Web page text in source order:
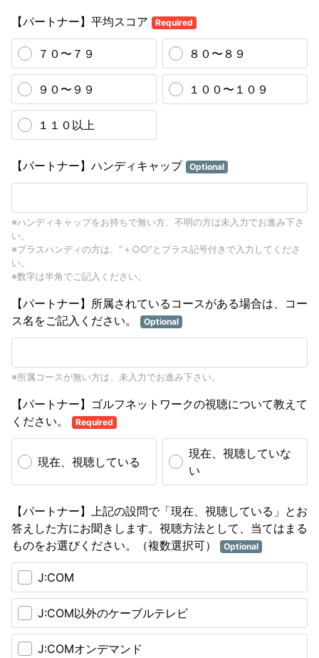
【パートナー】平均スコア Required
７０〜７９ ８０〜８９
９０〜９９ １００〜１０９
１１０以上
【パートナー】ハンディキャップ Optional
※ハンディキャップをお持ちで無い方、不明の方は未入力でお進み下さ
い。
※プラスハンディの方は、“＋○○”とプラス記号付きで入力してくださ
い。
※数字は半角でご記入ください。
【パートナー】所属されているコースがある場合は、コー
ス名をご記入ください。
Optional
※所属コースが無い方は、未入力でお進み下さい。
【パートナー】ゴルフネットワークの視聴について教えて
ください。
Required
現在、視聴している
現在、視聴していな
い
【パートナー】上記の設問で「現在、視聴している」とお
答えした方にお聞きします。視聴方法として、当てはまる
ものをお選びください。（複数選択可）
Optional
J:COM
J:COM以外のケーブルテレビ
J:COMオンデマンド